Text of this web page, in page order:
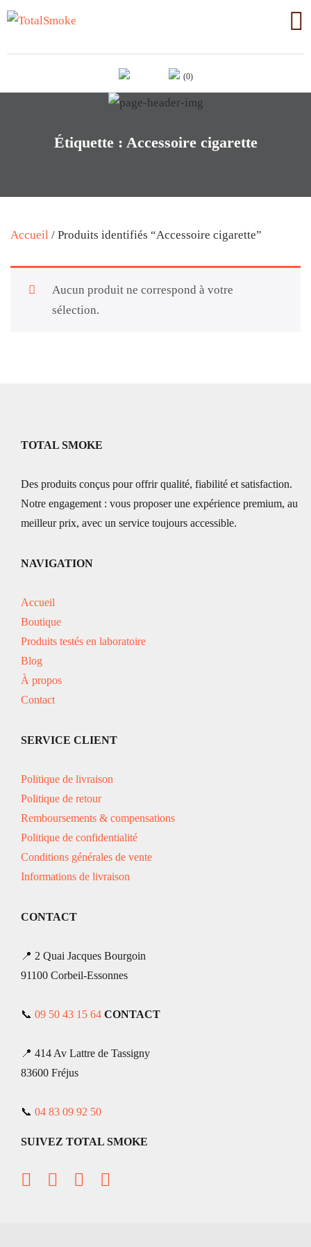
(0)
Étiquette : Accessoire cigarette
Accueil / Produits identifiés “Accessoire cigarette”
Aucun produit ne correspond à votre
sélection.
TOTAL SMOKE
Des produits conçus pour offrir qualité, fiabilité et satisfaction.
Notre engagement : vous proposer une expérience premium, au
meilleur prix, avec un service toujours accessible.
NAVIGATION
Accueil
Boutique
Produits testés en laboratoire
Blog
À propos
Contact
SERVICE CLIENT
Politique de livraison
Politique de retour
Remboursements & compensations
Politique de confidentialité
Conditions générales de vente
Informations de livraison
CONTACT
📍 2 Quai Jacques Bourgoin
91100 Corbeil-Essonnes
📞 09 50 43 15 64 CONTACT
📍 414 Av Lattre de Tassigny
83600 Fréjus
📞 04 83 09 92 50
SUIVEZ TOTAL SMOKE